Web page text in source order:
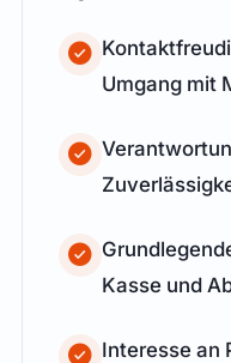
Umgang mit
Kasse und
Interesse an